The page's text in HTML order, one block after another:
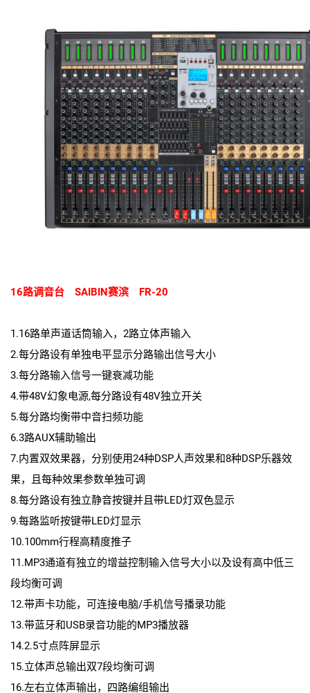
16路调音台 SAIBIN赛滨 FR-20
1.16路单声道话筒输入，2路立体声输入
2.每分路设有单独电平显示分路输出信号大小
3.每分路输入信号一键衰减功能
4.带48V幻象电源,每分路设有48V独立开关
5.每分路均衡带中音扫频功能
6.3路AUX辅助输出
7.内置双效果器，分别使用24种DSP人声效果和8种DSP乐器效
果，且每种效果参数单独可调
8.每分路设有独立静音按键并且带LED灯双色显示
9.每路监听按键带LED灯显示
10.100mm行程高精度推子
11.MP3通道有独立的增益控制输入信号大小以及设有高中低三
段均衡可调
12.带声卡功能，可连接电脑/手机信号播录功能
13.带蓝牙和USB录音功能的MP3播放器
14.2.5寸点阵屏显示
15.立体声总输出双7段均衡可调
16.左右立体声输出，四路编组输出